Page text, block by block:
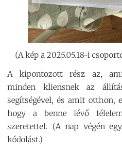
(A kép a 2025.05.18-i
A kipontozott rész az,
minden kliensnek az
segítségével, és amit otthon,
hogy a benne lévő
szeretettel. (A nap végén
kódolást.)